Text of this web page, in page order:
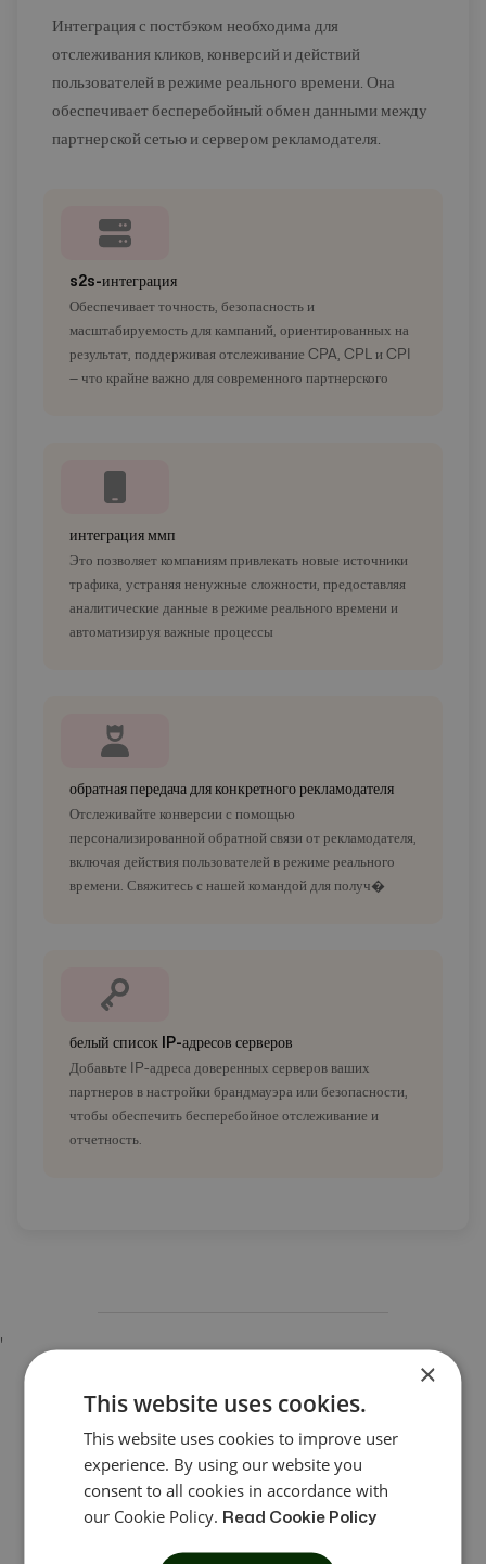
Интеграция с постбэком необходима для
отслеживания кликов, конверсий и действий
пользователей в режиме реального времени. Она
обеспечивает бесперебойный обмен данными между
партнерской сетью и сервером рекламодателя.
s2s-интеграция
Обеспечивает точность, безопасность и
масштабируемость для кампаний, ориентированных на
результат, поддерживая отслеживание CPA, CPL и CPI
— что крайне важно для современного партнерского
интеграция ммп
Это позволяет компаниям привлекать новые источники
трафика, устраняя ненужные сложности, предоставляя
аналитические данные в режиме реального времени и
автоматизируя важные процессы
обратная передача для конкретного рекламодателя
Отслеживайте конверсии с помощью
персонализированной обратной связи от рекламодателя,
включая действия пользователей в режиме реального
времени. Свяжитесь с нашей командой для получ�
белый список IP-адресов серверов
Добавьте IP-адреса доверенных серверов ваших
партнеров в настройки брандмауэра или безопасности,
чтобы обеспечить бесперебойное отслеживание и
отчетность.
'
Усильте свои партнерские
кампании с помощью
программного обеспечения для
×
This website uses cookies.
This website uses cookies to improve user
experience. By using our website you
consent to all cookies in accordance with
our Cookie Policy. Read Cookie Policy